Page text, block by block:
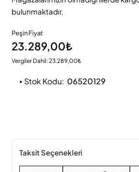
bulunmaktadır.
Peşin Fiyat
23.289,00₺
Vergiler Dahil: 23.289,00₺
Stok Kodu: 06520129
Taksit Seçenekleri